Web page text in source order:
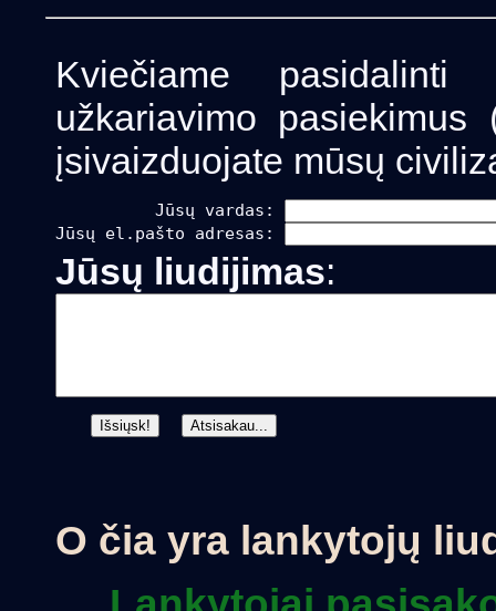
Kviečiame pasidalinti
užkariavimo
įsivaizduojate mūsų
Jūsų vardas:
Jūsų el.pašto adresas:
Jūsų liudijimas:
O čia yra lankytojų